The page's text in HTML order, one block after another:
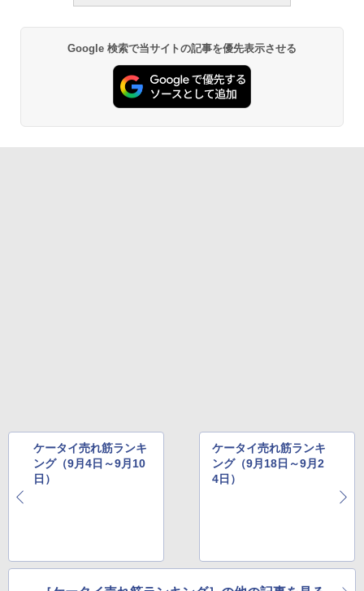
Google 検索で当サイトの記事を優先表示させる
ケータイ売れ筋ランキ
ング（9月4日～9月10
日）
ケータイ売れ筋ランキ
ング（9月18日～9月2
4日）